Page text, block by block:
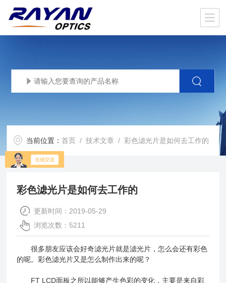
当前位置：首页 /技术文章 / 彩色滤光片是如何去工作的
彩色滤光片是如何去工作的
更新时间：2019-05-29
浏览次数：5211
很多朋友应该会好奇滤光片就是滤光片，怎么会还有彩色
的呢。彩色滤光片又是怎么制作出来的呢？
FT LCD面板之所以能够产生色彩的变化，主要是来自彩